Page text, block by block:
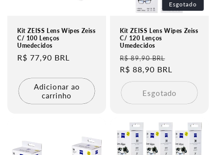
Kit ZEISS Lens Wipes Zeiss
C/ 100 Lenços
Umedecidos
Preço
R$ 77,90 BRL
Adicionar ao
carrinho
Esgotado
Kit ZEISS Lens Wipes Zeiss
C/ 120 Lenços
Umedecidos
Preço
normal
R$ 89,90 BRL
R$ 88,90 BRL
Esgotado